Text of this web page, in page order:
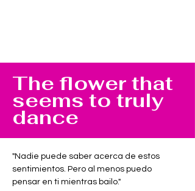
The flower that
seems to truly
dance
"Nadie puede saber acerca de estos
sentimientos. Pero al menos puedo
pensar en ti mientras bailo."